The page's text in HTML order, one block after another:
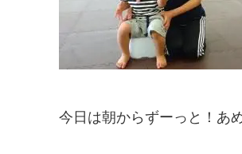
今日は朝からずーっと！あ